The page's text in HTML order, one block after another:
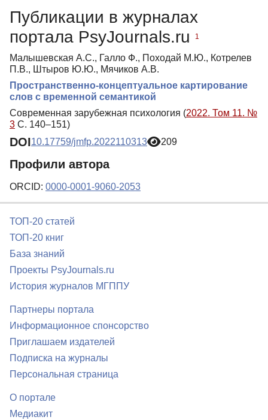
Публикации в журналах
портала PsyJournals.ru
1
Малышевская А.С., Галло Ф., Походай М.Ю., Котрелев
П.В., Штыров Ю.Ю., Мячиков А.В.
Пространственно-концептуальное картирование
слов с временной семантикой
Современная зарубежная психология (2022. Том 11. №
3 С. 140–151)
DOI10.17759/jmfp.2022110313 209
Профили автора
ORCID: 0000-0001-9060-2053
ТОП-20 статей
ТОП-20 книг
База знаний
Проекты PsyJournals.ru
История журналов МГППУ
Партнеры портала
Информационное спонсорство
Приглашаем издателей
Подписка на журналы
Персональная страница
О портале
Медиакит